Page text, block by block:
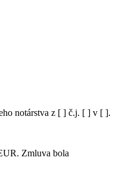
notárstva z [ ] č.j. [ ] v [ ].
Zmluva bola